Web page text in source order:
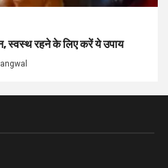
स्वस्थ रहने के लिए करें ये उपाय